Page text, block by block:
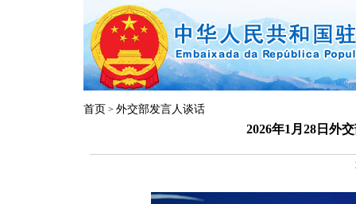
首页 > 外交部发言人谈话
2026年1月28日外